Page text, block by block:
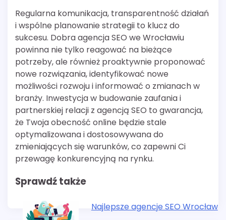
Regularna komunikacja, transparentność działań
i wspólne planowanie strategii to klucz do
sukcesu. Dobra agencja SEO we Wrocławiu
powinna nie tylko reagować na bieżące
potrzeby, ale również proaktywnie proponować
nowe rozwiązania, identyfikować nowe
możliwości rozwoju i informować o zmianach w
branży. Inwestycja w budowanie zaufania i
partnerskiej relacji z agencją SEO to gwarancja,
że Twoja obecność online będzie stale
optymalizowana i dostosowywana do
zmieniających się warunków, co zapewni Ci
przewagę konkurencyjną na rynku.
Sprawdź także
Najlepsze agencje SEO Wrocław